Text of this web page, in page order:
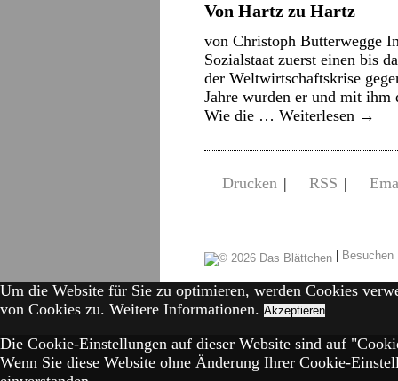
Von Hartz zu Hartz
von Christoph Butterwegge
Sozialstaat zuerst einen bis
der Weltwirtschaftskrise
Jahre wurden er und mit ihm
Wie die … Weiterlesen →
Drucken | RSS |
|
Um die Website für Sie zu optimieren, werden Cookies
von Cookies zu. Weitere Informationen. Akzeptieren
Die Cookie-Einstellungen auf dieser Website sind auf
Wenn Sie diese Website ohne Änderung Ihrer Cookie-